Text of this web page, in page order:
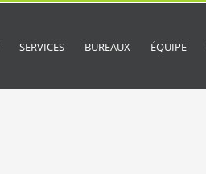
SERVICES BUREAUX ÉQUIPE